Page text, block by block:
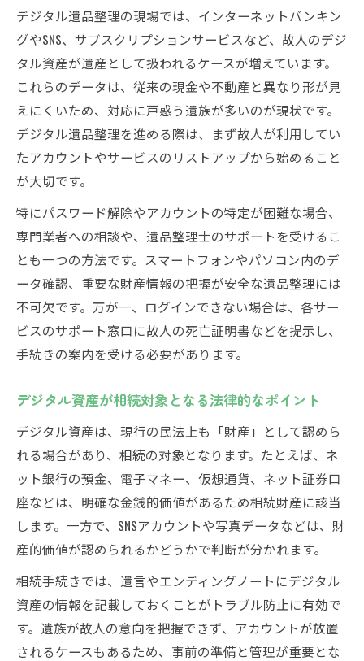
デジタル遺品整理の現場では、インターネットバンキン
グやSNS、サブスクリプションサービスなど、故人のデジ
タル資産が遺産として扱われるケースが増えています。
これらのデータは、従来の現金や不動産と異なり形が見
えにくいため、対応に戸惑う遺族が多いのが現状です。
デジタル遺品整理を進める際は、まず故人が利用してい
たアカウントやサービスのリストアップから始めること
が大切です。
特にパスワード解除やアカウントの特定が困難な場合、
専門業者への相談や、遺品整理士のサポートを受けるこ
とも一つの方法です。スマートフォンやパソコン内のデ
ータ確認、重要な財産情報の把握が安全な遺品整理には
不可欠です。万が一、ログインできない場合は、各サー
ビスのサポート窓口に故人の死亡証明書などを提示し、
手続きの案内を受ける必要があります。
デジタル資産が相続対象となる法律的なポイント
デジタル資産は、現行の民法上も「財産」として認めら
れる場合があり、相続の対象となります。たとえば、ネ
ット銀行の預金、電子マネー、仮想通貨、ネット証券口
座などは、明確な金銭的価値があるため相続財産に該当
します。一方で、SNSアカウントや写真データなどは、財
産的価値が認められるかどうかで判断が分かれます。
相続手続きでは、遺言やエンディングノートにデジタル
資産の情報を記載しておくことがトラブル防止に有効で
す。遺族が故人の意向を把握できず、アカウントが放置
されるケースもあるため、事前の準備と管理が重要とな